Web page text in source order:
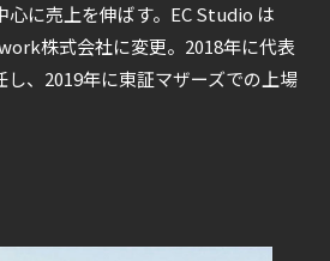
心に売上を伸ばす。EC Studio は
株式会社に変更。2018年に代表
し、2019年に東証マザーズでの上場